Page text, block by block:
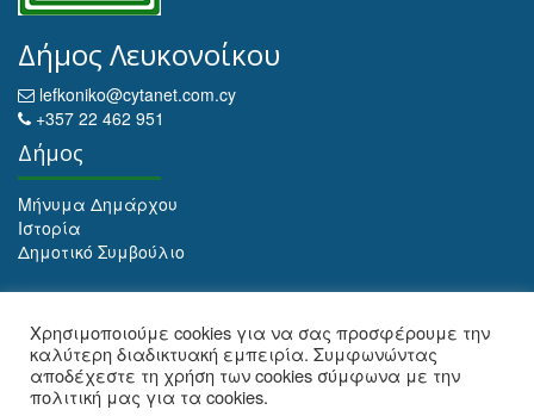
Δήμος Λευκονοίκου
lefkoniko@cytanet.com.cy
+357 22 462 951
Δήμος
Μήνυμα Δημάρχου
Ιστορία
Δημοτικό Συμβούλιο
Αρχειοθέτηση
Χρησιμοποιούμε cookies για να σας προσφέρουμε την
καλύτερη διαδικτυακή εμπειρία. Συμφωνώντας
αποδέχεστε τη χρήση των cookies σύμφωνα με την
πολιτική μας για τα cookies.